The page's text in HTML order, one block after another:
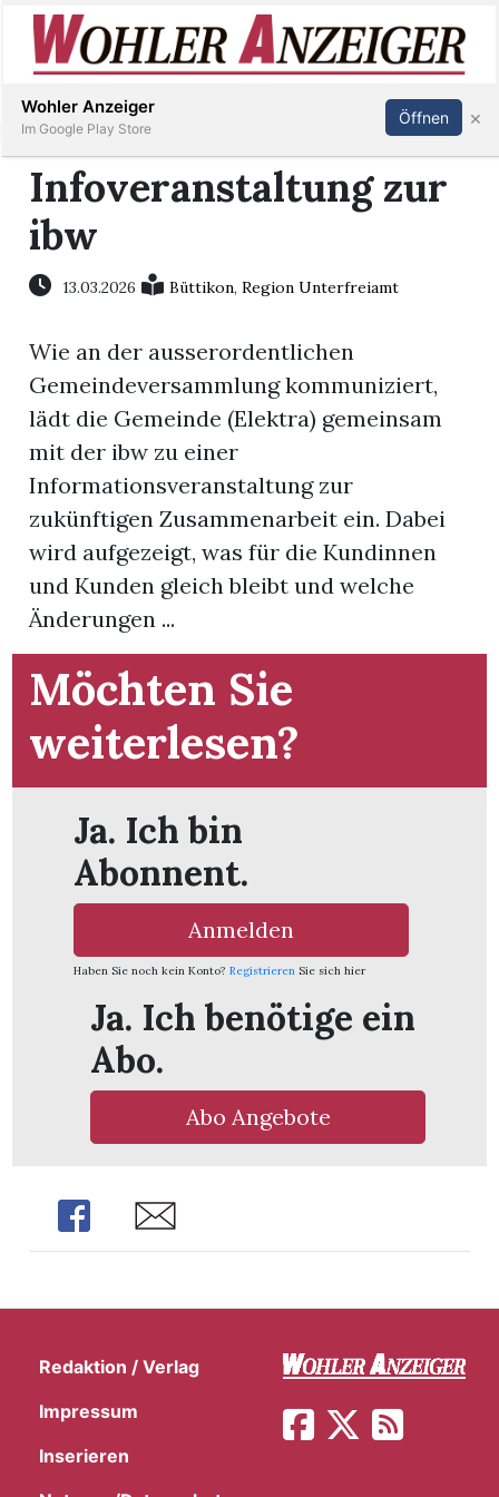
Immobilien
Veranstaltungen
Stellen
E-
Newsletter
App
Inserieren Abonnieren Anmelden
Infoveranstaltung zur
ibw
13.03.2026 Büttikon,Region Unterfreiamt
Wie an der ausserordentlichen
Gemeindeversammlung kommuniziert,
lädt die Gemeinde (Elektra) gemeinsam
mit der ibw zu einer
Informationsveranstaltung zur
zukünftigen Zusammenarbeit ein. Dabei
wird aufgezeigt, was für die Kundinnen
und Kunden gleich bleibt und welche
Änderungen ...
Möchten Sie
weiterlesen?
Ja. Ich bin
Abonnent.
Anmelden
Haben Sie noch kein Konto? Registrieren Sie sich hier
Ja. Ich benötige ein
Abo.
Abo Angebote
Share Share
Redaktion / Verlag
Impressum
Inserieren
Wohler Anzeiger
Im Google Play Store
Öffnen ×